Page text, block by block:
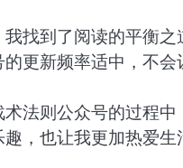
找到了阅读的平衡
更新频率适中，不会
法则公众号的过程
，也让我更加热爱生